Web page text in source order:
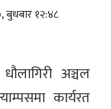
बुधबार १२:४८
अञ्चल
कार्यरत